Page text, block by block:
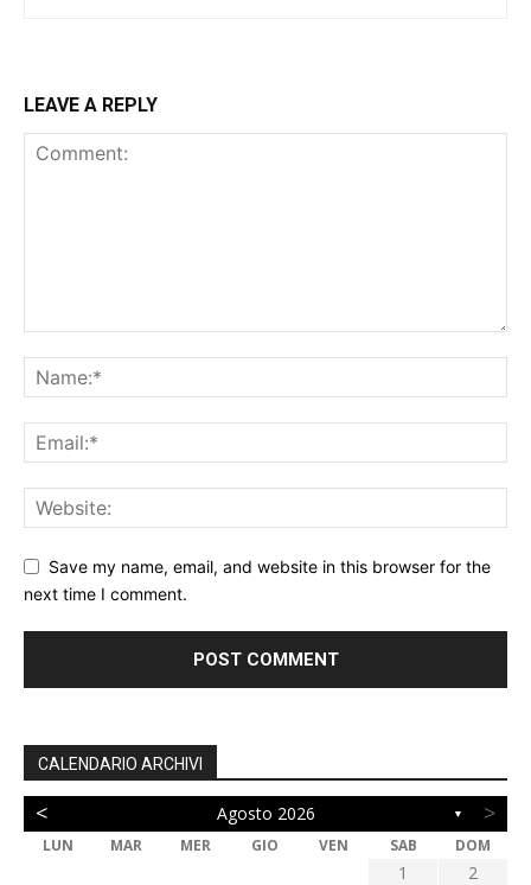
LEAVE A REPLY
Save my name, email, and website in this browser for the
next time I comment.
CALENDARIO ARCHIVI
< Agosto 2026 ▼ >
LUN MAR MER GIO VEN SAB DOM
1
2